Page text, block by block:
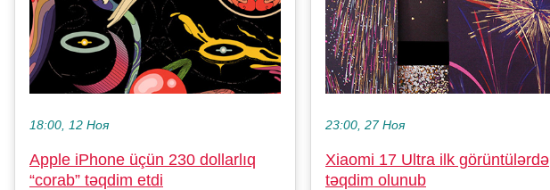
18:00, 12 Ноя
Apple iPhone üçün 230 dollarlıq
“corab” təqdim etdi
23:00, 27 Ноя
Xiaomi 17 Ultra ilk görüntülərdə
təqdim olunub